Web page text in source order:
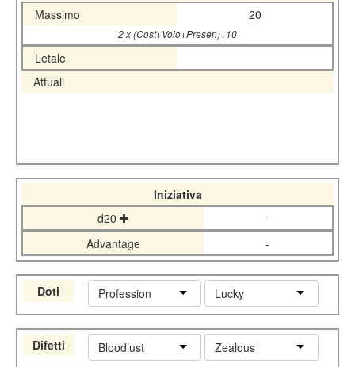
Massimo
20
2 x (Cost+Volo+Presen)+10
Letale
Attuali
Iniziativa
d20
-
Advantage
-
Doti Profession Lucky
Difetti Bloodlust Zealous